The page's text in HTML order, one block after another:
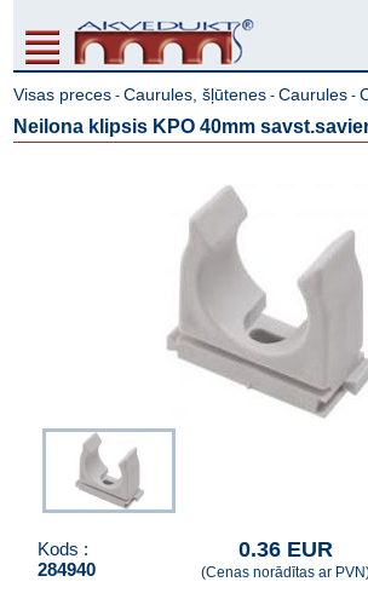
Visas preces -Caurules, šļūtenes -Caurules -
Neilona klipsis KPO 40mm
Kods :
284940
0.36 EUR
(Cenas norādītas ar